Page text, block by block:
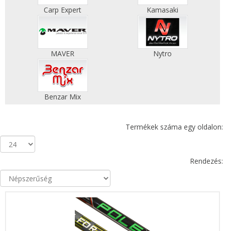
Carp Expert Kamasaki
MAVER Nytro
Benzar Mix
Termékek száma egy oldalon:
Rendezés: